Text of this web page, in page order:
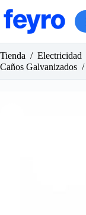
al
contenido
Tienda / Electricidad
Caños Galvanizados /